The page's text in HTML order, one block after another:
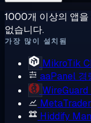
1000개 이상의 앱을
없습니다.
가장 많이 설치됨
MikroTik
aaPanel 경
WireGuard
Hiddify